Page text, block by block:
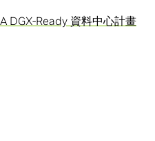
DGX-Ready 資料中心計畫